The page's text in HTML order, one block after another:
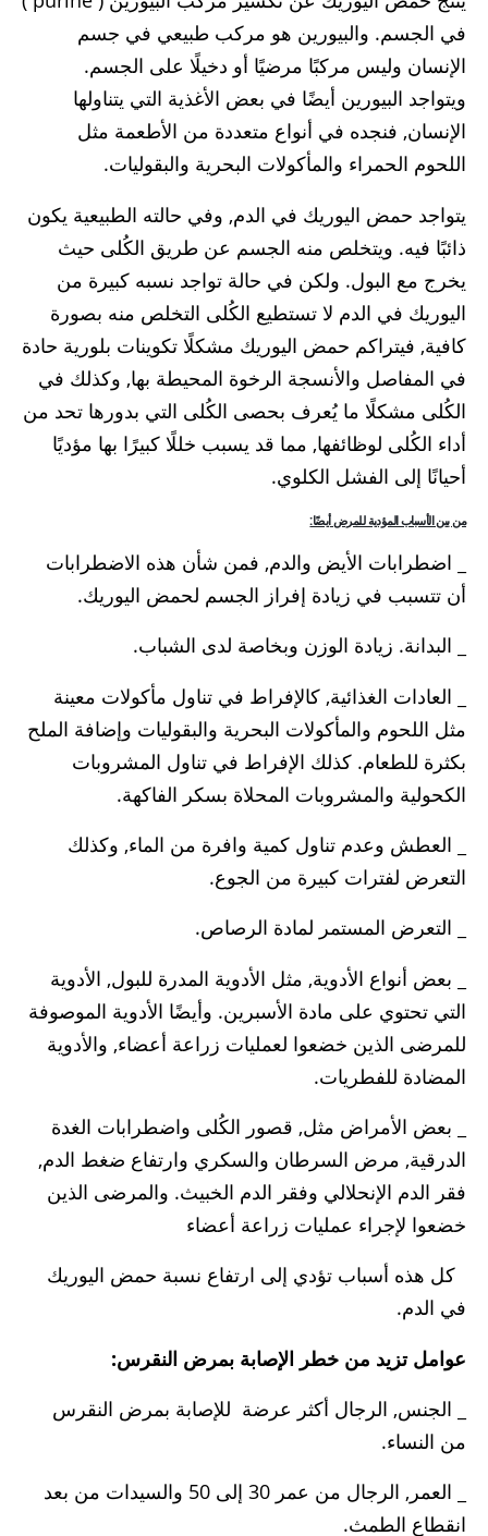
في الجسم. والبيورين هو مركب طبيعي في جسم
الإنسان وليس مركبًا مرضيًا أو دخيلًا على الجسم.
ويتواجد البيورين أيضًا في بعض الأغذية التي يتناولها
الإنسان, فنجده في أنواع متعددة من الأطعمة مثل
اللحوم الحمراء والمأكولات البحرية والبقوليات.
يتواجد حمض اليوريك في الدم, وفي حالته الطبيعية يكون
ذائبًا فيه. ويتخلص منه الجسم عن طريق الكُلى حيث
يخرج مع البول. ولكن في حالة تواجد نسبه كبيرة من
اليوريك في الدم لا تستطيع الكُلى التخلص منه بصورة
كافية, فيتراكم حمض اليوريك مشكلًا تكوينات بلورية حادة
في المفاصل والأنسجة الرخوة المحيطة بها, وكذلك في
الكُلى مشكلًا ما يُعرف بحصى الكُلى التي بدورها تحد من
أداء الكُلى لوظائفها, مما قد يسبب خللًا كبيرًا بها مؤديًا
أحيانًا إلى الفشل الكلوي.
من بين الأسباب المؤدية للمرض أيضًا:
_ اضطرابات الأيض والدم, فمن شأن هذه الاضطرابات
أن تتسبب في زيادة إفراز الجسم لحمض اليوريك.
_ البدانة. زيادة الوزن وبخاصة لدى الشباب.
_ العادات الغذائية, كالإفراط في تناول مأكولات معينة
مثل اللحوم والمأكولات البحرية والبقوليات وإضافة الملح
بكثرة للطعام. كذلك الإفراط في تناول المشروبات
الكحولية والمشروبات المحلاة بسكر الفاكهة.
_ العطش وعدم تناول كمية وافرة من الماء, وكذلك
التعرض لفترات كبيرة من الجوع.
_ التعرض المستمر لمادة الرصاص.
_ بعض أنواع الأدوية, مثل الأدوية المدرة للبول, الأدوية
التي تحتوي على مادة الأسبرين. وأيضًا الأدوية الموصوفة
للمرضى الذين خضعوا لعمليات زراعة أعضاء, والأدوية
المضادة للفطريات.
_ بعض الأمراض مثل, قصور الكُلى واضطرابات الغدة
الدرقية, مرض السرطان والسكري وارتفاع ضغط الدم,
فقر الدم الإنحلالي وفقر الدم الخبيث. والمرضى الذين
خضعوا لإجراء عمليات زراعة أعضاء
كل هذه أسباب تؤدي إلى ارتفاع نسبة حمض اليوريك
في الدم.
عوامل تزيد من خطر الإصابة بمرض النقرس:
_ الجنس, الرجال أكثر عرضة للإصابة بمرض النقرس
من النساء.
_ العمر, الرجال من عمر 30 إلى 50 والسيدات من بعد
انقطاع الطمث.